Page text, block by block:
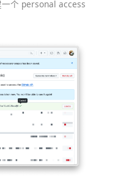
个 personal access